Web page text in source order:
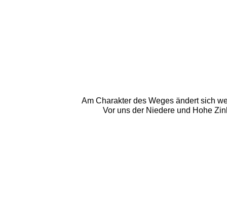
Am Charakter des Weges ändert sich
Vor uns der Niedere und Hohe